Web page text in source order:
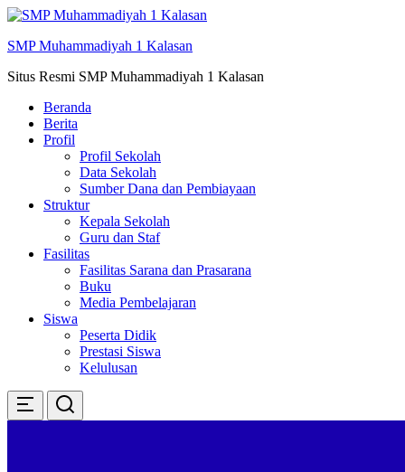
Skip
konten
SMP Muhammadiyah 1 Kalasan
Situs Resmi SMP Muhammadiyah 1 Kalasan
Beranda
Berita
Profil
Profil Sekolah
Data Sekolah
Sumber Dana dan Pembiayaan
Struktur
Kepala Sekolah
Guru dan Staf
Fasilitas
Fasilitas Sarana dan Prasarana
Buku
Media Pembelajaran
Siswa
Peserta Didik
Prestasi Siswa
Kelulusan